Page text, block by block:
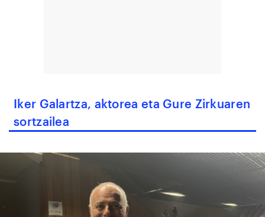
Iker Galartza, aktorea eta Gure Zirkuaren
sortzailea